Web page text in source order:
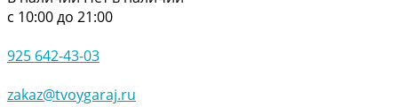
с 10:00 до 21:00
925 642-43-03
zakaz@tvoygaraj.ru